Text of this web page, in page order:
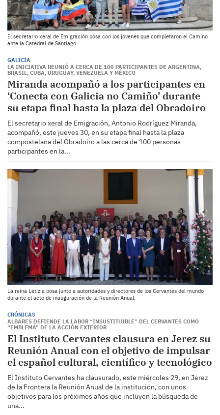
El secretario xeral de Emigración posa con los jóvenes que completaron el Camino
ante la Catedral de Santiago.
GALICIA
LA INICIATIVA REUNIÓ A CERCA DE 100 PARTICIPANTES DE ARGENTINA,
BRASIL, CUBA, URUGUAY, VENEZUELA Y MÉXICO
Miranda acompañó a los participantes en
‘Conecta con Galicia no Camiño’ durante
su etapa final hasta la plaza del Obradoiro
El secretario xeral de Emigración, Antonio Rodríguez Miranda,
acompañó, este jueves 30, en su etapa final hasta la plaza
compostelana del Obradoiro a las cerca de 100 personas
participantes en la...
La reina Letizia posa junto a autoridades y directores de los Cervantes del mundo
durante el acto de inauguración de la Reunión Anual.
CRÓNICAS
ALBARES DEFIENDE LA LABOR “INSUSTITUIBLE” DEL CERVANTES COMO
“EMBLEMA” DE LA ACCIÓN EXTERIOR
El Instituto Cervantes clausura en Jerez su
Reunión Anual con el objetivo de impulsar
el español cultural, científico y tecnológico
El Instituto Cervantes ha clausurado, este miércoles 29, en Jerez
de la Frontera la Reunión Anual de la institución, con unos
objetivos para los próximos años que incluyen la búsqueda de
una...